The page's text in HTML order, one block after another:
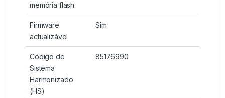
memória flash
Firmware
actualizável
Sim
Código de
Sistema
Harmonizado
(HS)
85176990